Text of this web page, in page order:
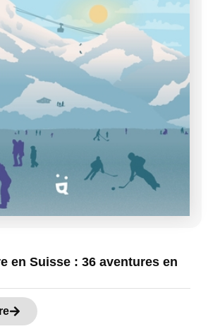
en Suisse : 36 aventures en